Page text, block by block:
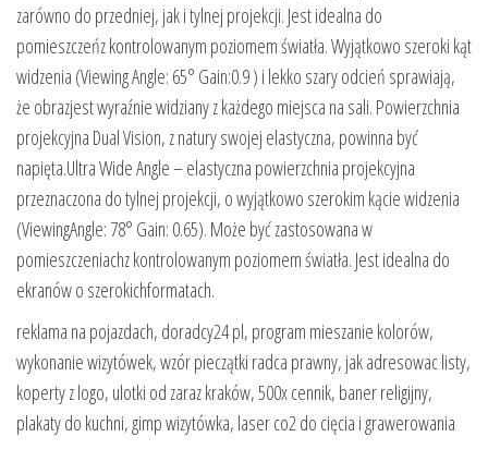
zarówno do przedniej, jak i tylnej projekcji. Jest idealna do
pomieszczeńz kontrolowanym poziomem światła. Wyjątkowo szeroki kąt
widzenia (Viewing Angle: 65° Gain:0.9 ) i lekko szary odcień sprawiają,
że obrazjest wyraźnie widziany z każdego miejsca na sali. Powierzchnia
projekcyjna Dual Vision, z natury swojej elastyczna, powinna być
napięta.Ultra Wide Angle – elastyczna powierzchnia projekcyjna
przeznaczona do tylnej projekcji, o wyjątkowo szerokim kącie widzenia
(ViewingAngle: 78° Gain: 0.65). Może być zastosowana w
pomieszczeniachz kontrolowanym poziomem światła. Jest idealna do
ekranów o szerokichformatach.
reklama na pojazdach, doradcy24 pl, program mieszanie kolorów,
wykonanie wizytówek, wzór pieczątki radca prawny, jak adresowac listy,
koperty z logo, ulotki od zaraz kraków, 500x cennik, baner religijny,
plakaty do kuchni, gimp wizytówka, laser co2 do cięcia i grawerowania